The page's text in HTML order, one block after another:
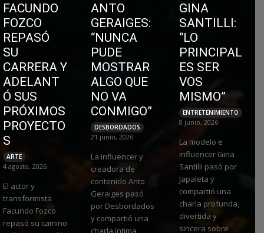
FACUNDO
FOZCO
REPASÓ
SU
CARRERA Y
ADELANT
Ó SUS
PRÓXIMOS
PROYECTO
S
ARTE
4 agosto, 2026
El actor y
transformista
Facundo Fozco
repasó su camino
ANTO
GERAIGES:
“NUNCA
PUDE
MOSTRAR
ALGO QUE
NO VA
CONMIGO”
DESBORDADOS
21 junio, 2026
La influencer y
creadora de
contenido Anto
Geraiges pasó
por Desbordados
y compartió una
charla íntima
GINA
SANTILLI:
“LO
PRINCIPAL
ES SER
VOS
MISMO”
ENTRETENIMIENTO
8 junio, 2026
La modelo e
influencer Gina
Santilli pasó por
Japaleta y
compartió una
charla profunda,
divertida y
sincera sobre